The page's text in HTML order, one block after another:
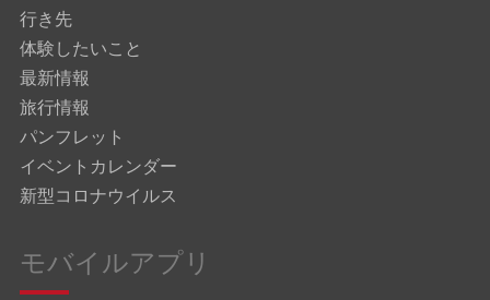
行き先
体験したいこと
最新情報
旅行情報
パンフレット
イベントカレンダー
新型コロナウイルス
モバイルアプリ